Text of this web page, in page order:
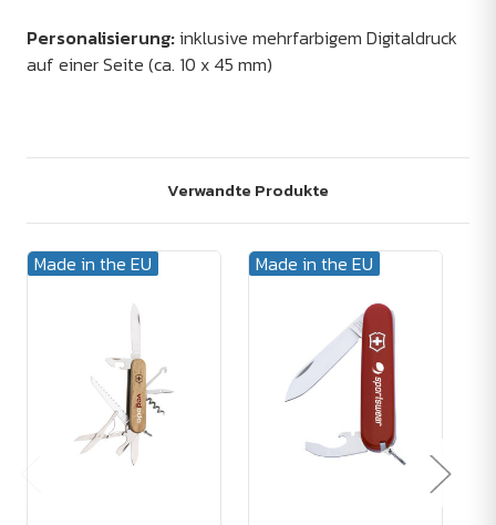
Personalisierung:inklusive mehrfarbigem Digitaldruck
auf einer Seite (ca. 10 x 45 mm)
Verwandte Produkte
Made in the EU Made in the EU